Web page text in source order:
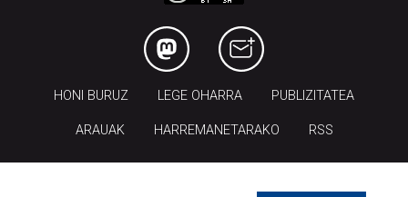
HONI BURUZ LEGE OHARRA PUBLIZITATEA
ARAUAK HARREMANETARAKO RSS